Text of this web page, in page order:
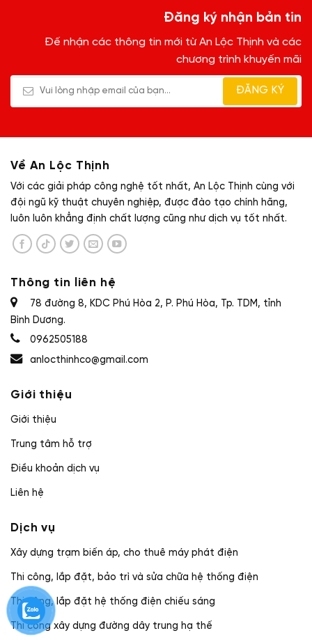
Đăng ký nhận bản tin
Đế nhận các thông tin mới từ An Lộc Thịnh và các
chương trình khuyến mãi
Về An Lộc Thịnh
Với các giải pháp công nghệ tốt nhất, An Lộc Thịnh cùng với
đội ngũ kỹ thuật chuyên nghiệp, được đào tạo chính hãng,
luôn luôn khẳng định chất lượng cũng như dịch vụ tốt nhất.
Thông tin liên hệ
78 đường 8, KDC Phú Hòa 2, P. Phú Hòa, Tp. TDM, tỉnh
Bình Dương.
0962505188
anlocthinhco@gmail.com
Giới thiệu
Giới thiệu
Trung tâm hỗ trợ
Điều khoản dịch vụ
Liên hệ
Dịch vụ
Xây dựng trạm biến áp, cho thuê máy phát điện
Thi công, lắp đặt, bảo trì và sửa chữa hệ thống điện
Thi công, lắp đặt hệ thống điện chiếu sáng
Thi công xây dựng đường dây trung hạ thế